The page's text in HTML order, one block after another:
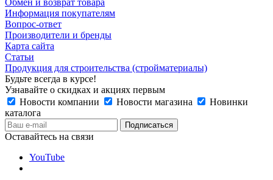
Информация покупателям
Вопрос-ответ
Производители и бренды
Карта сайта
Статьи
Продукция для строительства (стройматериалы)
Будьте всегда в курсе!
Узнавайте о скидках и акциях первым
Новости компании
Новости магазина
Новинки
каталога
Оставайтесь на связи
YouTube